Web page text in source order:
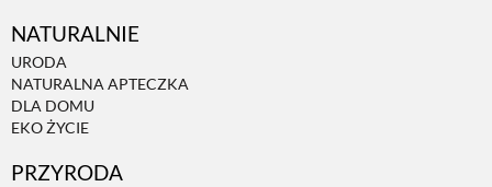
NATURALNIE
URODA
NATURALNA APTECZKA
DLA DOMU
EKO ŻYCIE
PRZYRODA